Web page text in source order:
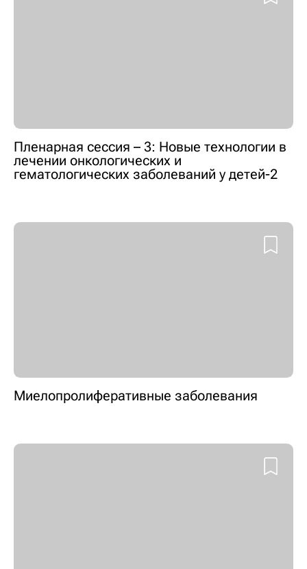
Пленарная сессия – 3: Новые технологии в
лечении онкологических и
гематологических заболеваний у детей-2
Миелопролиферативные заболевания